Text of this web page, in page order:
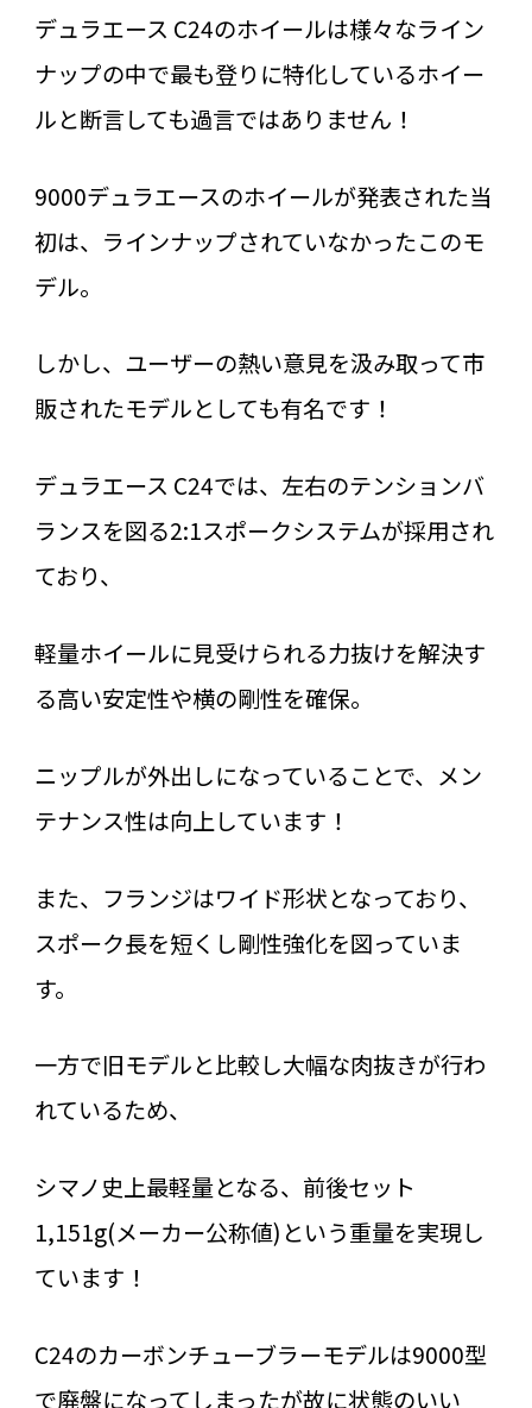
デュラエース C24のホイールは様々なライン
ナップの中で最も登りに特化しているホイー
ルと断言しても過言ではありません！
9000デュラエースのホイールが発表された当
初は、ラインナップされていなかったこのモ
デル。
しかし、ユーザーの熱い意見を汲み取って市
販されたモデルとしても有名です！
デュラエース C24では、左右のテンションバ
ランスを図る2:1スポークシステムが採用され
ており、
軽量ホイールに見受けられる力抜けを解決す
る高い安定性や横の剛性を確保。
ニップルが外出しになっていることで、メン
テナンス性は向上しています！
また、フランジはワイド形状となっており、
スポーク長を短くし剛性強化を図っていま
す。
一方で旧モデルと比較し大幅な肉抜きが行わ
れているため、
シマノ史上最軽量となる、前後セット
1,151g(メーカー公称値)という重量を実現し
ています！
C24のカーボンチューブラーモデルは9000型
で廃盤になってしまったが故に状態のいい